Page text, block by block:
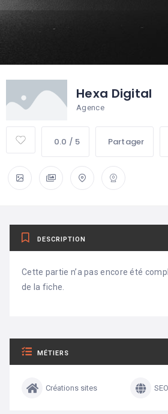
Hexa Digital
Agence
0.0 / 5 Partager
DESCRIPTION
Cette partie n’a pas encore été
de la fiche.
MÉTIERS
Créations sites